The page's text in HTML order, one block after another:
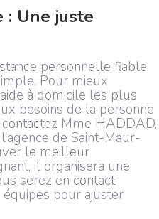
: Une juste
personnelle fiable
Pour mieux
à domicile les plus
besoins de la personne
contactez Mme HADDAD,
de Saint-Maur-
le meilleur
il organisera une
serez en contact
pour ajuster